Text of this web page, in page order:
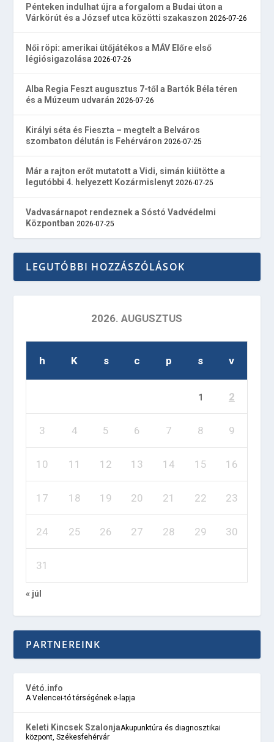
Pénteken indulhat újra a forgalom a Budai úton a
Várkörút és a József utca közötti szakaszon 2026-07-26
Női röpi: amerikai ütőjátékos a MÁV Előre első
légiósigazolása 2026-07-26
Alba Regia Feszt augusztus 7-től a Bartók Béla téren
és a Múzeum udvarán 2026-07-26
Királyi séta és Fieszta – megtelt a Belváros
szombaton délután is Fehérváron 2026-07-25
Már a rajton erőt mutatott a Vidi, simán kiütötte a
legutóbbi 4. helyezett Kozármislenyt 2026-07-25
Vadvasárnapot rendeznek a Sóstó Vadvédelmi
Központban 2026-07-25
LEGUTÓBBI HOZZÁSZÓLÁSOK
2026. AUGUSZTUS
h K s c p s v
1 2
3 4 5 6 7 8 9
10 11 12 13 14 15 16
17 18 19 20 21 22 23
24 25 26 27 28 29 30
31
« júl
PARTNEREINK
Vétó.info
A Velencei-tó térségének e-lapja
Keleti Kincsek SzalonjaAkupunktúra és diagnosztikai
központ, Székesfehérvár